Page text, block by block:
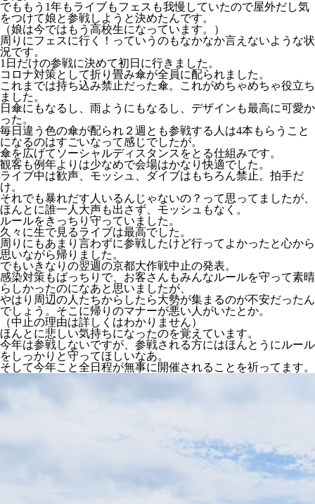
でももう1年もライブもフェスも我慢していたので屋外だし気
をつけて娘と参戦しようと決めたんです。
（娘は今ではもう高校生になっています。）
周りにフェスに行く！っていうのもなかなか言えないような状
況です。
1日だけの参戦に決めて初日に行きました。
コロナ対策として折り畳み傘が全員に配られました。
これまでは持ち込み禁止だった傘。これがめちゃめちゃ役立ち
ました。
日傘にもなるし、雨ようにもなるし、デザインも最高に可愛か
った。
毎日違う色の傘が配られ２週とも参戦する人は4本もらうこと
になるのはすごいなって感じでしたが。
傘を広げてソーシャルディスタンスをとる仕組みです。
観客も例年よりは少なめで会場はかなり快適でした。
ライブ中は歓声、モッシュ、ダイブはもちろん禁止。拍手だ
け。
それでも暴れだす人いるんじゃないの？って思ってましたが、
ほんとに誰一人大声も出さず、モッシュもなく。
ルールをきっちり守っていました。
久々に生で見るライブは最高でした。
周りにもあまり言わずに参戦したけど行ってよかったと心から
思いながら帰りました。
でもいきなりの翌週の京都大作戦中止の発表。
感染対策もばっちりで、お客さんもみんなルールを守って素晴
らしかったのになあと思いましたが、
やはり周辺の人たちからしたら大勢が集まるのが不安だったん
でしょう。そこに帰りのマナーが悪い人がいたとか。
（中止の理由は詳しくはわかりません）
ほんとに悲しい気持ちになったのを覚えています。
今年は参戦しないですが、参戦される方にはほんとうにルール
をしっかりと守ってほしいなあ。
そして今年こと全日程が無事に開催されることを祈ってます。